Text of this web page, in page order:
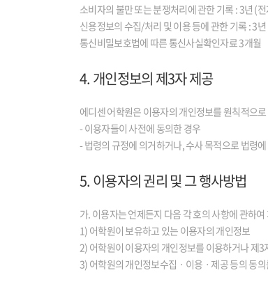
소비자의 불만 또는 분쟁처리에 관한 기록 : 3년 (
신용정보의 수집/처리 및 이용 등에 관한 기록 : 3
통신비밀보호법에 따른 통신사실확인자료 3개월
4. 개인정보의 제3자 제공
에디센 어학원은 이용자의 개인정보를 원칙적으
- 이용자들이 사전에 동의한 경우
- 법령의 규정에 의거하거나, 수사 목적으로 법령
5. 이용자의 권리 및 그 행사방법
가. 이용자는 언제든지 다음 각 호의 사항에 관하
1) 어학원이 보유하고 있는 이용자의 개인정보
2) 어학원이 이용자의 개인정보를 이용하거나 제3
3) 어학원의 개인정보수집ㆍ이용ㆍ제공 등의 동의